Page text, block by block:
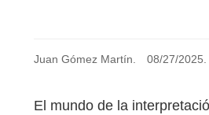
Juan Gómez Martín. 08/27/2025.
El mundo de la